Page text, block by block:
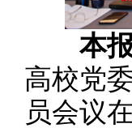
本
高校党
员会议